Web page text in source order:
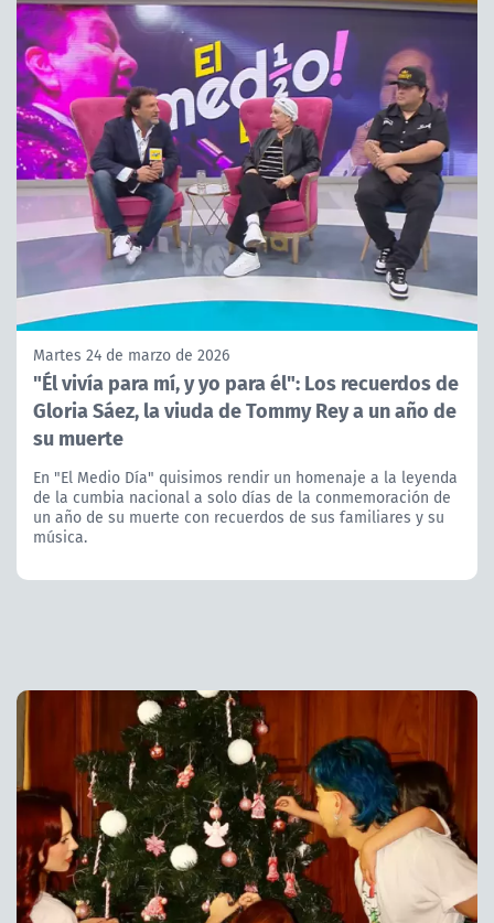
Martes 24 de marzo de 2026
"Él vivía para mí, y yo para él": Los recuerdos de
Gloria Sáez, la viuda de Tommy Rey a un año de
su muerte
En "El Medio Día" quisimos rendir un homenaje a la leyenda
de la cumbia nacional a solo días de la conmemoración de
un año de su muerte con recuerdos de sus familiares y su
música.